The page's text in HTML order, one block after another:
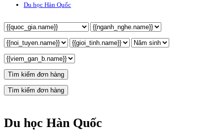
Du học Hàn Quốc
Tìm kiếm đơn hàng
Tìm kiếm đơn hàng
Du học Hàn Quốc